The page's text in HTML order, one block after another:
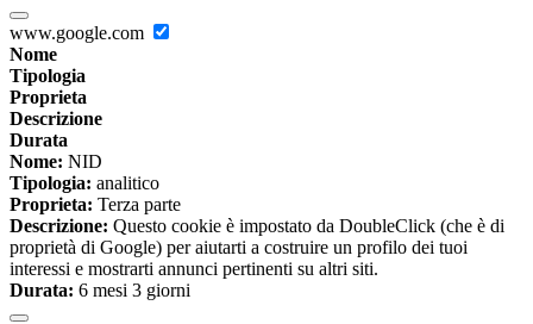
www.google.com
Nome
Tipologia
Proprieta
Descrizione
Durata
Nome: NID
Tipologia: analitico
Proprieta: Terza parte
Descrizione: Questo cookie è impostato da DoubleClick (che è di
proprietà di Google) per aiutarti a costruire un profilo dei tuoi
interessi e mostrarti annunci pertinenti su altri siti.
Durata: 6 mesi 3 giorni